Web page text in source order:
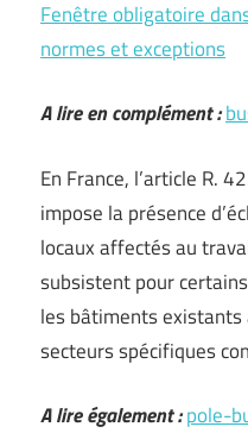
Fenêtre obligatoire
normes et exceptions
A lire en complément :
En France, l’article R.
impose la présence
locaux affectés au
subsistent pour
les bâtiments
secteurs spécifiques
A lire également :pole-